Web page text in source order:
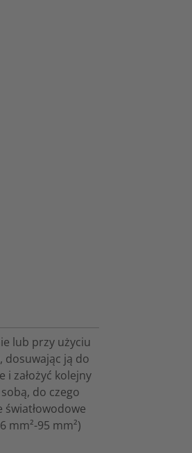
lub przy użyciu
dosuwając ją do
założyć kolejny
do czego
mm²-95 mm²)